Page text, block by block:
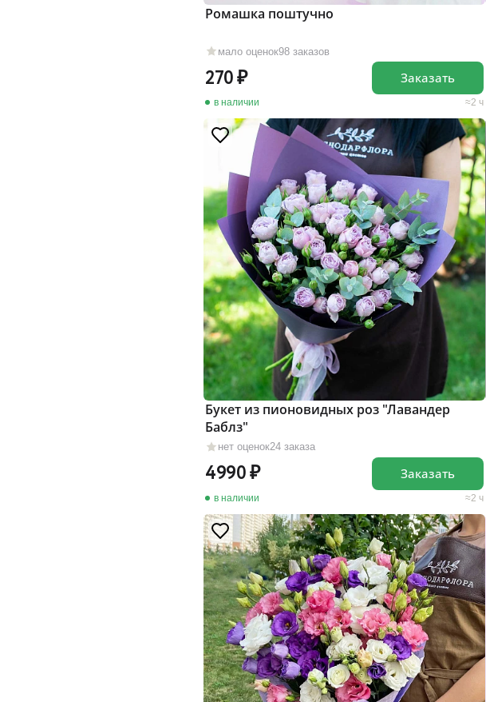
мало оценок98 заказов
Ромашка поштучно
270
в наличии 2 ч
Заказать
нет оценок24 заказа
Букет из пионовидных роз "Лавандер
Баблз"
4990
в наличии 2 ч
Заказать